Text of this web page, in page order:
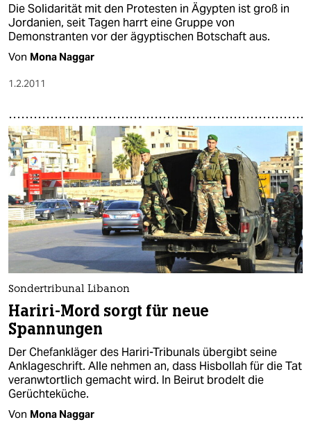
Die Solidarität mit den Protesten in Ägypten ist groß in
Jordanien, seit Tagen harrt eine Gruppe von
Demonstranten vor der ägyptischen Botschaft aus.
Von Mona Naggar
1.2.2011
Sondertribunal Libanon
Hariri-Mord sorgt für neue
Spannungen
Der Chefankläger des Hariri-Tribunals übergibt seine
Anklageschrift. Alle nehmen an, dass Hisbollah für die Tat
veranwtortlich gemacht wird. In Beirut brodelt die
Gerüchteküche.
Von Mona Naggar